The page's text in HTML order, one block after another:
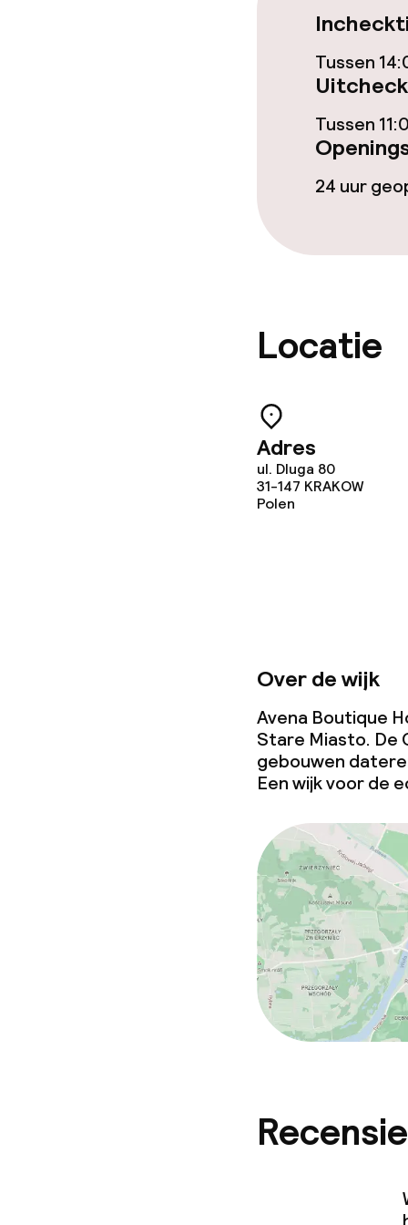
Wasservice
Beleid
Overal
Tussen
Tussen
24 uur
Locatie
Adres
ul. Dluga 80
31-147 KRAKOW
Polen
Over de wijk
Avena Boutique
Stare Miasto. De
gebouwen
Een wijk voor de